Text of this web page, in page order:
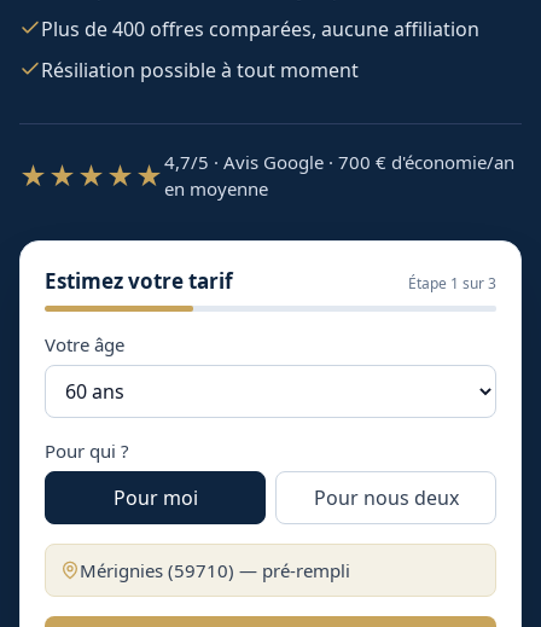
Plus de 400 offres comparées, aucune affiliation
Résiliation possible à tout moment
★★★★★4,7/5 · Avis Google · 700 € d'économie/an
en moyenne
Estimez votre tarif Étape 1 sur 3
Votre âge
Pour qui ?
Pour moi Pour nous deux
Mérignies (59710) — pré-rempli